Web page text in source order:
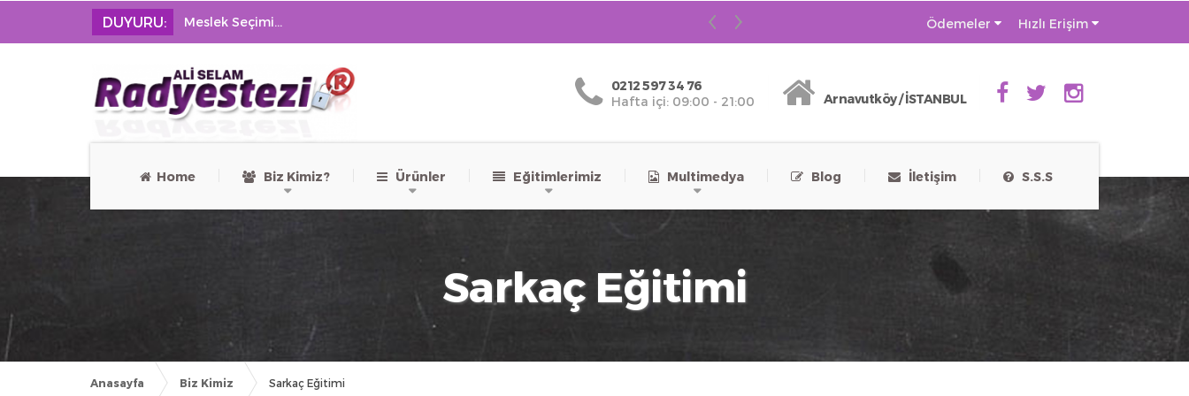
DUYURU: Meslek Seçimi... Ödemeler Hızlı Erişim
0212 597 34 76
Hafta içi: 09:00 - 21:00
Arnavutköy / İSTANBUL
Home Biz Kimiz? Ürünler Eğitimlerimiz Multimedya Blog İletişim S.S.S
Sarkaç Eğitimi
Anasayfa Biz Kimiz Sarkaç Eğitimi